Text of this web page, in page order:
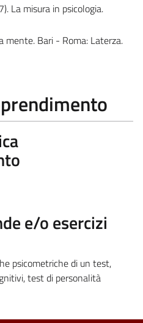
La misura in psicologia.
mente. Bari - Roma: Laterza.
e/o esercizi
psicometriche di un test,
test di personalità